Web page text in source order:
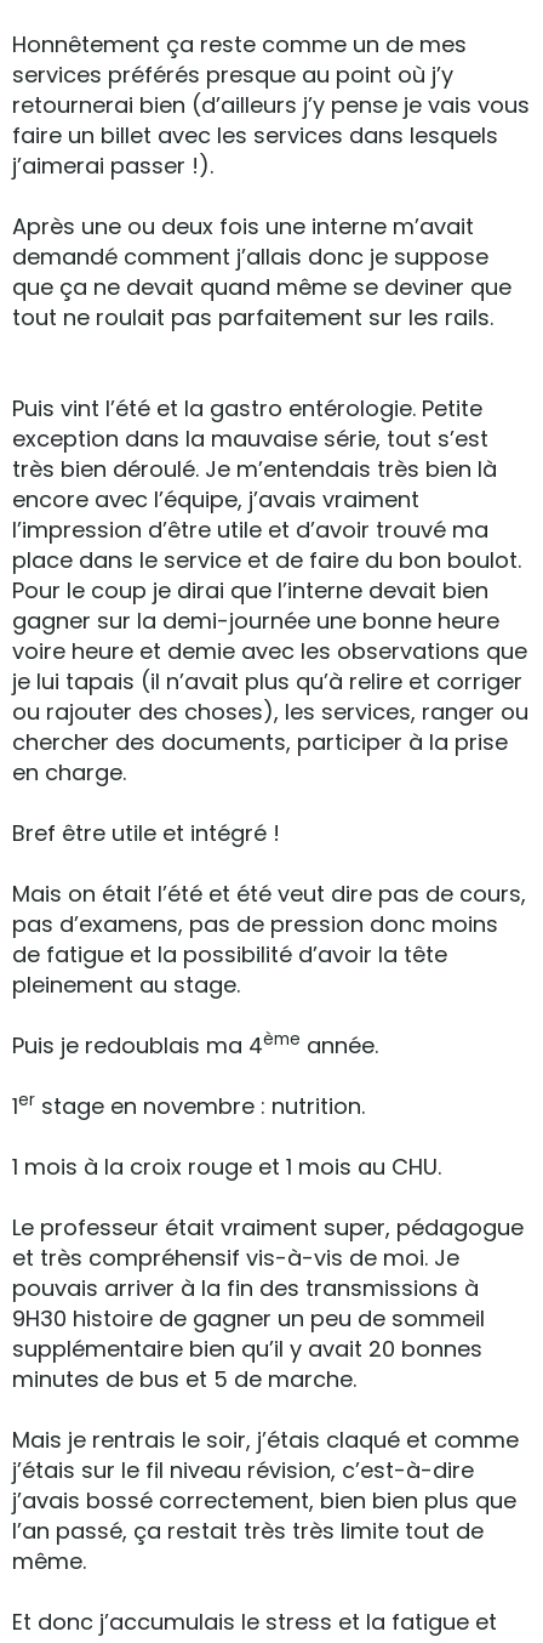
Honnêtement ça reste comme un de mes
services préférés presque au point où j’y
retournerai bien (d’ailleurs j’y pense je vais vous
faire un billet avec les services dans lesquels
j’aimerai passer !).
Après une ou deux fois une interne m’avait
demandé comment j’allais donc je suppose
que ça ne devait quand même se deviner que
tout ne roulait pas parfaitement sur les rails.
Puis vint l’été et la gastro entérologie. Petite
exception dans la mauvaise série, tout s’est
très bien déroulé. Je m’entendais très bien là
encore avec l’équipe, j’avais vraiment
l’impression d’être utile et d’avoir trouvé ma
place dans le service et de faire du bon boulot.
Pour le coup je dirai que l’interne devait bien
gagner sur la demi-journée une bonne heure
voire heure et demie avec les observations que
je lui tapais (il n’avait plus qu’à relire et corriger
ou rajouter des choses), les services, ranger ou
chercher des documents, participer à la prise
en charge.
Bref être utile et intégré !
Mais on était l’été et été veut dire pas de cours,
pas d’examens, pas de pression donc moins
de fatigue et la possibilité d’avoir la tête
pleinement au stage.
Puis je redoublais ma 4ème année.
1er stage en novembre : nutrition.
1 mois à la croix rouge et 1 mois au CHU.
Le professeur était vraiment super, pédagogue
et très compréhensif vis-à-vis de moi. Je
pouvais arriver à la fin des transmissions à
9H30 histoire de gagner un peu de sommeil
supplémentaire bien qu’il y avait 20 bonnes
minutes de bus et 5 de marche.
Mais je rentrais le soir, j’étais claqué et comme
j’étais sur le fil niveau révision, c’est-à-dire
j’avais bossé correctement, bien bien plus que
l’an passé, ça restait très très limite tout de
même.
Et donc j’accumulais le stress et la fatigue et